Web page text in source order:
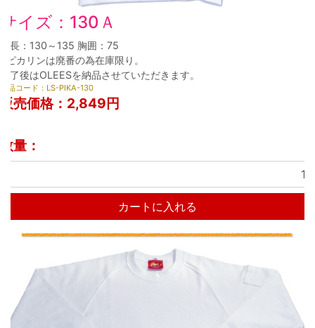
サイズ：130Ａ
身長：130～135 胸囲：75
※ピカリンは廃番の為在庫限り。
終了後はOLEESを納品させていただきます。
商品コード：LS-PIKA-130
販売価格： 2,849円
数量：
カートに入れる